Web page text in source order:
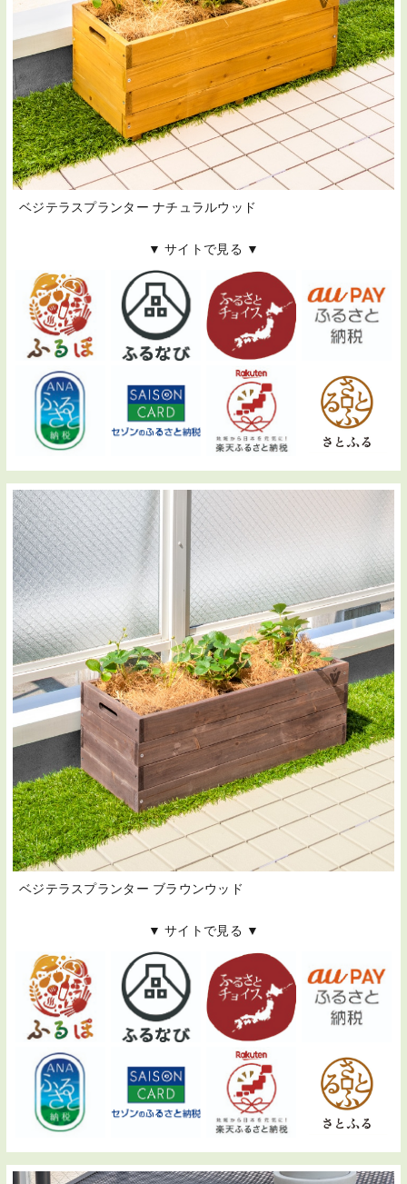
ベジテラスプランター ナチュラルウッド
▼ サイトで見る ▼
ベジテラスプランター ブラウンウッド
▼ サイトで見る ▼